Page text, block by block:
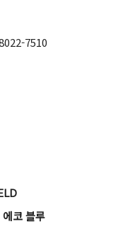
7510
코 블루